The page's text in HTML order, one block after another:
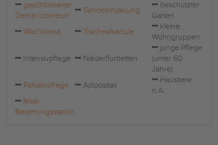
geschlossener
Demenzbereich
Sehbehinderung
beschützter
Garten
Wachkoma
Trachealkanüle
kleine
Wohngruppen
Intensivpflege Niederflurbetten
junge Pflege
(unter 60
Jahre)
Palliativpflege
Adipositas
Haustiere
n.A.
feste
Beatmungsstation